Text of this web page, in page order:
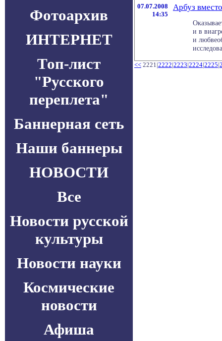
Фотоархив
ИНТЕРНЕТ
Топ-лист
"Русского
переплета"
Баннерная сеть
Наши баннеры
НОВОСТИ
Все
Новости русской
культуры
Новости науки
Космические
новости
Афиша
07.07.2008
14:35
Арбуз
и в
и
<< 2221|2222|2223|2224|2225|